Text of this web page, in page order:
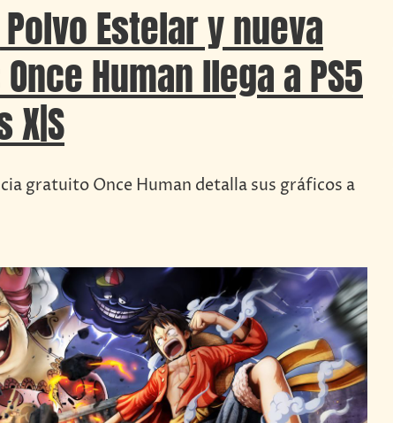
Estelar y nueva
Human llega a PS5
X|S
gratuito Once Human detalla sus gráficos a